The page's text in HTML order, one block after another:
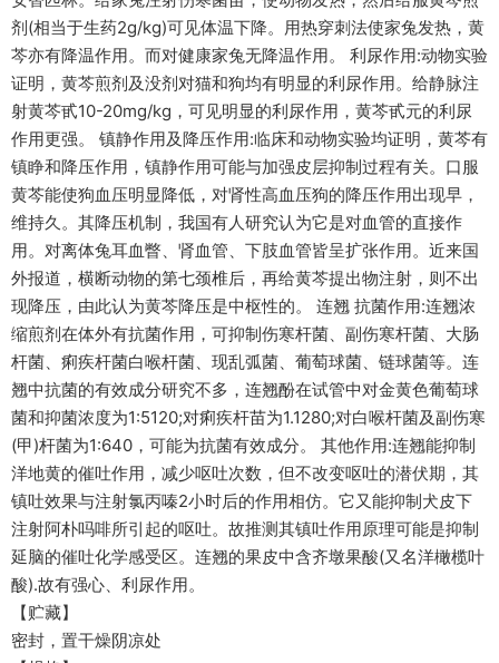
剂(相当于生药2g/kg)可见体温下降。用热穿刺法使家兔发热，黄
芩亦有降温作用。而对健康家兔无降温作用。 利尿作用:动物实验
证明，黄芩煎剂及没剂对猫和狗均有明显的利尿作用。给静脉注
射黄芩甙10-20mg/kg，可见明显的利尿作用，黄芩甙元的利尿
作用更强。 镇静作用及降压作用:临床和动物实验均证明，黄芩有
镇睁和降压作用，镇静作用可能与加强皮层抑制过程有关。口服
黄芩能使狗血压明显降低，对肾性高血压狗的降压作用出现早，
维持久。其降压机制，我国有人研究认为它是对血管的直接作
用。对离体兔耳血瞥、肾血管、下肢血管皆呈扩张作用。近来国
外报道，横断动物的第七颈椎后，再给黄芩提出物注射，则不出
现降压，由此认为黄芩降压是中枢性的。 连翘 抗菌作用:连翘浓
缩煎剂在体外有抗菌作用，可抑制伤寒杆菌、副伤寒杆菌、大肠
杆菌、痢疾杆菌白喉杆菌、现乱弧菌、葡萄球菌、链球菌等。连
翘中抗菌的有效成分研究不多，连翘酚在试管中对金黄色葡萄球
菌和抑菌浓度为1:5120;对痢疾杆苗为1.1280;对白喉杆菌及副伤寒
(甲)杆菌为1:640，可能为抗菌有效成分。 其他作用:连翘能抑制
洋地黄的催吐作用，减少呕吐次数，但不改变呕吐的潜伏期，其
镇吐效果与注射氯丙嗪2小时后的作用相仿。它又能抑制犬皮下
注射阿朴吗啡所引起的呕吐。故推测其镇吐作用原理可能是抑制
延脑的催吐化学感受区。连翘的果皮中含齐墩果酸(又名洋橄榄叶
酸).故有强心、利尿作用。
【贮藏】
密封，置干燥阴凉处